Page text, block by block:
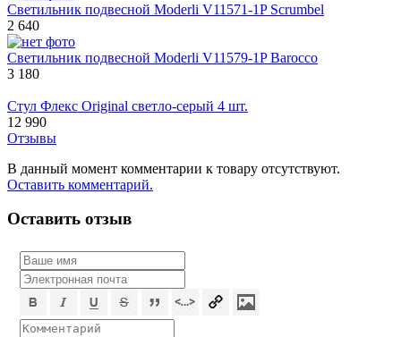
Светильник подвесной Moderli V11571-1P Scrumbel
2 640
Светильник подвесной Moderli V11579-1P Barocco
3 180
Стул Флекс Original светло-серый 4 шт.
12 990
Отзывы
В данный момент комментарии к товару отсутствуют.
Оставить комментарий.
Оставить отзыв